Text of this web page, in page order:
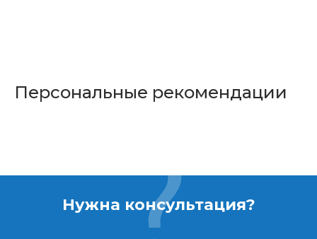
Персональные рекомендации
Нужна консультация?